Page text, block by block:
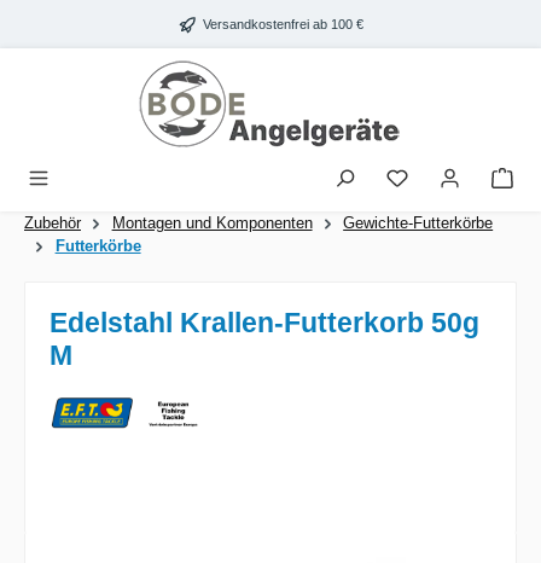
Zum Hauptinhalt springen Versandkostenfrei ab 100 €
Zubehör Montagen und Komponenten
Gewichte-Futterkörbe
Futterkörbe
Edelstahl Krallen-Futterkorb 50g
M